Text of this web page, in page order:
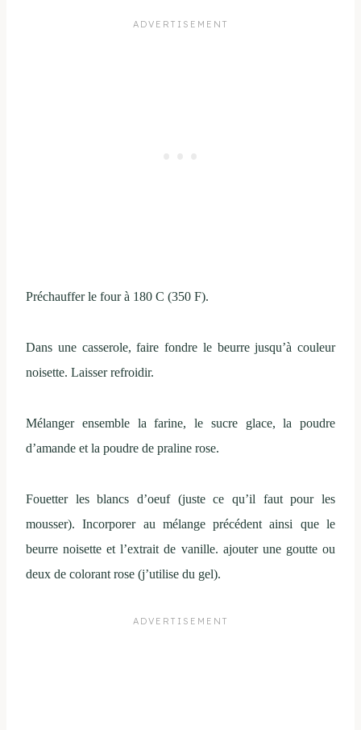
Préchauffer le four à 180 C (350 F).
Dans une casserole, faire fondre le beurre jusqu’à couleur
noisette. Laisser refroidir.
Mélanger ensemble la farine, le sucre glace, la poudre
d’amande et la poudre de praline rose.
Fouetter les blancs d’oeuf (juste ce qu’il faut pour les
mousser). Incorporer au mélange précédent ainsi que le
beurre noisette et l’extrait de vanille. ajouter une goutte ou
deux de colorant rose (j’utilise du gel).